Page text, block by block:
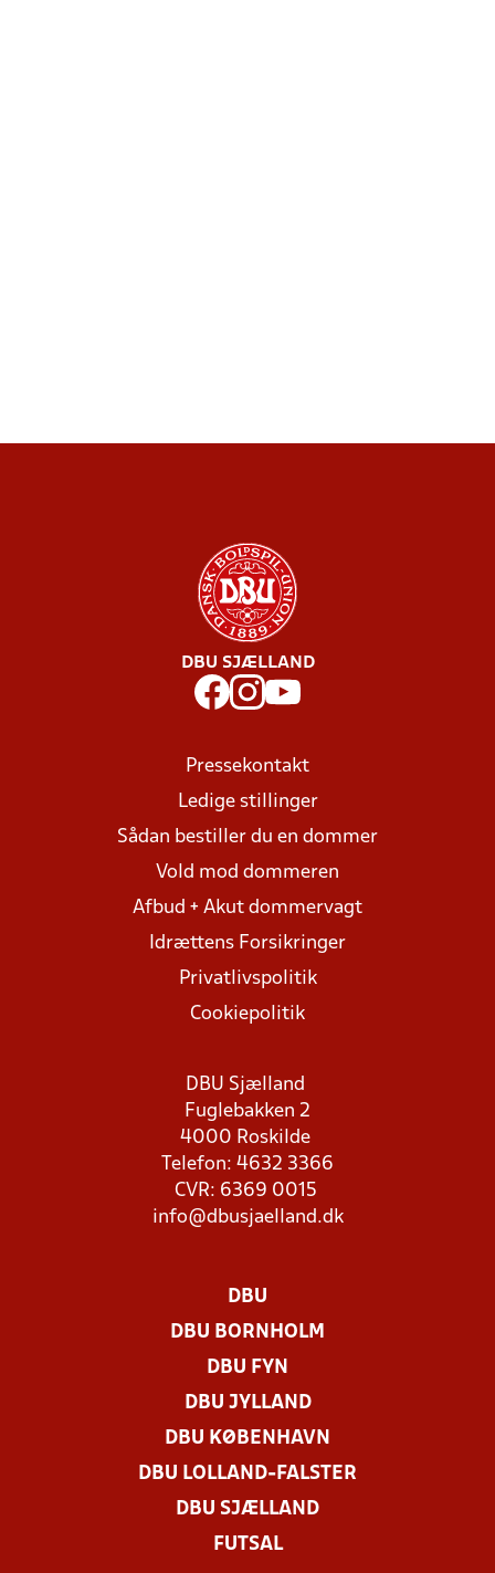
DBU SJÆLLAND
Pressekontakt
Ledige stillinger
Sådan bestiller du en dommer
Vold mod dommeren
Afbud + Akut dommervagt
Idrættens Forsikringer
Privatlivspolitik
Cookiepolitik
DBU Sjælland
Fuglebakken 2
4000 Roskilde
Telefon: 4632 3366
CVR: 6369 0015
info@dbusjaelland.dk
DBU
DBU BORNHOLM
DBU FYN
DBU JYLLAND
DBU KØBENHAVN
DBU LOLLAND-FALSTER
DBU SJÆLLAND
FUTSAL